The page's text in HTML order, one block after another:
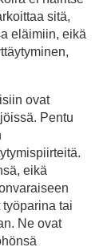
sitä,
eläimiin, eikä
ovat
Pentu
eikä
tai
Ne ovat